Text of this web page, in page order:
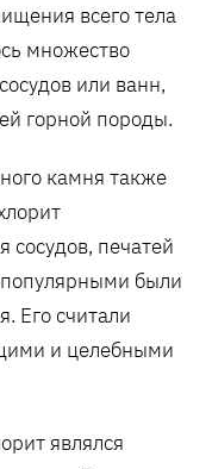
всего тела
множество
или ванн,
горной породы.
камня также
сосудов, печатей
популярными были
Его считали
и целебными
являлся